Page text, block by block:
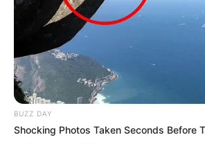
BUZZ DAY
Shocking Photos Taken Seconds Before